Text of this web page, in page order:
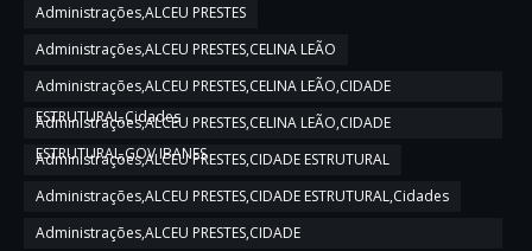
Administrações,ALCEU PRESTES
Administrações,ALCEU PRESTES,CELINA LEÃO
Administrações,ALCEU PRESTES,CELINA LEÃO,CIDADE
ESTRUTURAL,Cidades
Administrações,ALCEU PRESTES,CELINA LEÃO,CIDADE
ESTRUTURAL,GOV IBANES
Administrações,ALCEU PRESTES,CIDADE ESTRUTURAL
Administrações,ALCEU PRESTES,CIDADE ESTRUTURAL,Cidades
Administrações,ALCEU PRESTES,CIDADE